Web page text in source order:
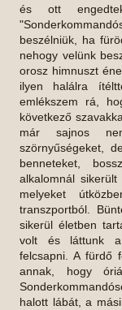
és ott
beszélniük, ha
nehogy velünk
orosz himnuszt
ilyen halálra
emlékszem rá,
következő
már sajnos
szörnyűségeket,
benneteket,
alkalomnál
melyeket
transzportból.
sikerül életben
volt és láttunk a
felcsapni. A fürdő
annak, hogy
halott lábát, a